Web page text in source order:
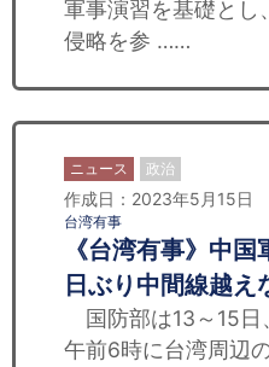
軍事演習を基礎とし
侵略を参 ……
ニュース 政治
作成日：2023年5月15日
台湾有事
《台湾有事》中
日ぶり中間線越
国防部は13～15日
午前6時に台湾周辺